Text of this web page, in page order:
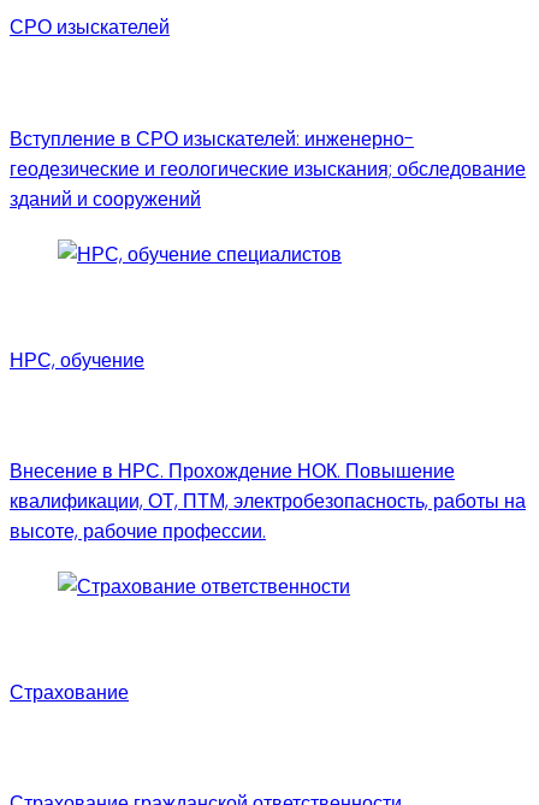
СРО изыскателей
Вступление в СРО изыскателей: инженерно-
геодезические и геологические изыскания; обследование
зданий и сооружений
НРС, обучение
Внесение в НРС. Прохождение НОК. Повышение
квалификации, ОТ, ПТМ, электробезопасность, работы на
высоте, рабочие профессии.
Страхование